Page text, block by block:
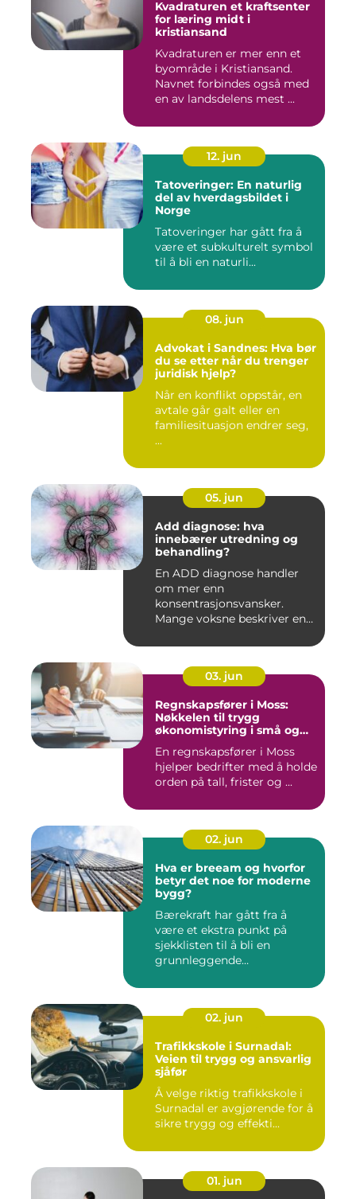
Kvadraturen et kraftsenter
for læring midt i
kristiansand
Kvadraturen er mer enn et
byområde i Kristiansand.
Navnet forbindes også med
en av landsdelens mest ...
12. jun
Tatoveringer: En naturlig
del av hverdagsbildet i
Norge
Tatoveringer har gått fra å
være et subkulturelt symbol
til å bli en naturli...
08. jun
Advokat i Sandnes: Hva bør
du se etter når du trenger
juridisk hjelp?
Når en konflikt oppstår, en
avtale går galt eller en
familiesituasjon endrer seg,
...
05. jun
Add diagnose: hva
innebærer utredning og
behandling?
En ADD diagnose handler
om mer enn
konsentrasjonsvansker.
Mange voksne beskriver en
03. jun
Regnskapsfører i Moss:
Nøkkelen til trygg
økonomistyring i små og
En regnskapsfører i Moss
hjelper bedrifter med å holde
orden på tall, frister og ...
02. jun
Hva er breeam og hvorfor
betyr det noe for moderne
bygg?
Bærekraft har gått fra å
være et ekstra punkt på
sjekklisten til å bli en
grunnleggende
02. jun
Trafikkskole i Surnadal:
Veien til trygg og ansvarlig
sjåfør
Å velge riktig trafikkskole i
Surnadal er avgjørende for å
sikre trygg og effekti...
01. jun